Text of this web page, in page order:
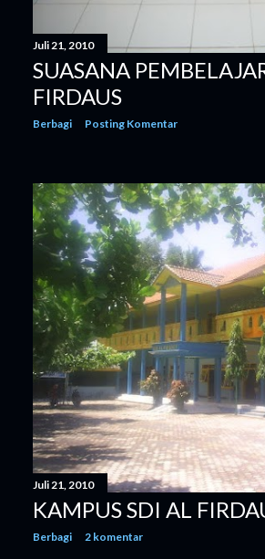
Juli 21, 2010
SUASANA
FIRDAUS
Berbagi Posting Komentar
Juli 21, 2010
KAMPUS SDI AL
Berbagi 2 komentar